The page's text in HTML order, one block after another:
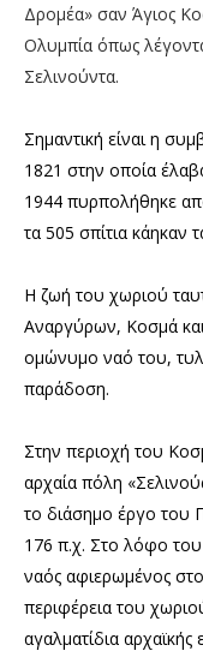
Δρομέα» σαν Άγιος
Ολυμπία όπως
Σελινούντα.
Σημαντική είναι η
1821 στην οποία
1944 πυρπολήθηκε
τα 505 σπίτια κάηκαν
Η ζωή του χωριού
Αναργύρων, Κοσμά
ομώνυμο ναό του,
παράδοση.
Στην περιοχή του
αρχαία πόλη
το διάσημο έργο του
176 π.χ. Στο λόφο
ναός αφιερωμένος
περιφέρεια του
αγαλματίδια